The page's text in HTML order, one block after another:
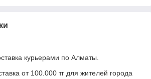
курьерами по Алматы.
от 100.000 тг для жителей города